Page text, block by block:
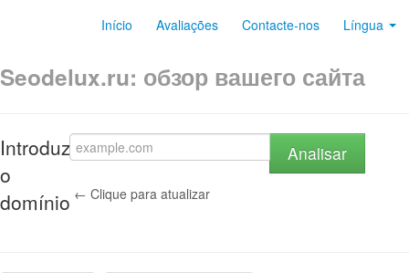
Início Avaliações Contacte-nos Língua
Seodelux.ru: обзор вашего сайта
Introduza
o
domínio
Analisar
← Clique para atualizar